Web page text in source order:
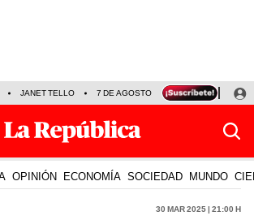
JANET TELLO 7 DE AGOSTO TINKA RESULTADOS
OPINIÓN ECONOMÍA SOCIEDAD MUNDO
30 Mar 2025 | 21:00 h